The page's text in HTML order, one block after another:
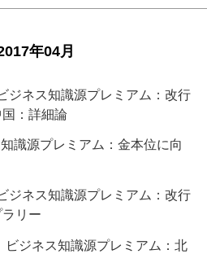
年04月
ジネス知識源プレミアム：改行
：詳細論
識源プレミアム：金本位に向
ジネス知識源プレミアム：改行
リー
ジネス知識源プレミアム：北